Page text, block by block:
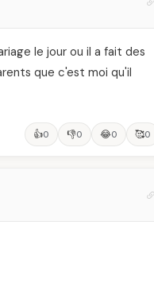
le jour ou il a fait des
que c'est moi qu'il
👍0 👎0 😂0 🥰0